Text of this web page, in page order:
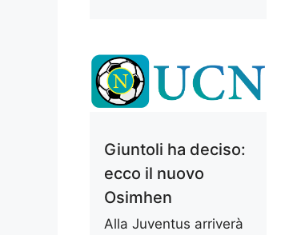
Giuntoli ha deciso:
ecco il nuovo
Osimhen
Alla Juventus arriverà